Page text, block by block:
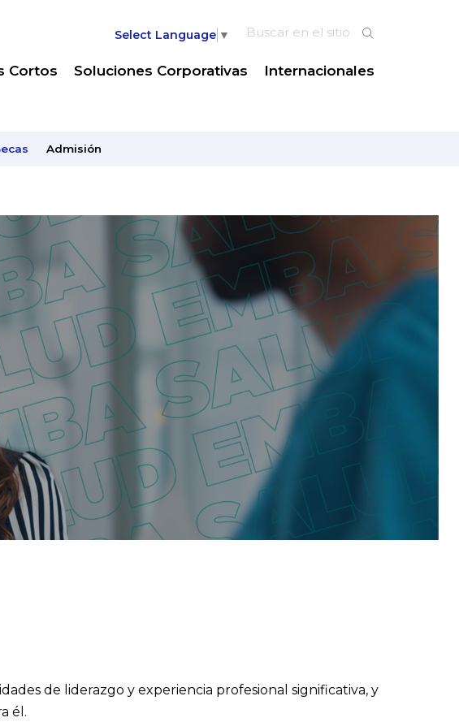
Select Language ▼
Cortos Soluciones Corporativas Internacionales
Admisión
de liderazgo y experiencia profesional significativa, y
él.